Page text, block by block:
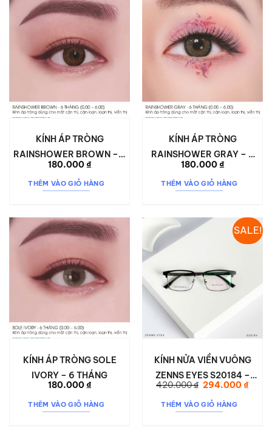
KÍNH ÁP TRÒNG
RAINSHOWER BROWN – 6
THÁNG
180.000 ₫
THÊM VÀO GIỎ HÀNG
KÍNH ÁP TRÒNG
RAINSHOWER GRAY – 6
THÁNG
180.000 ₫
THÊM VÀO GIỎ HÀNG
KÍNH ÁP TRÒNG SOLE
IVORY – 6 THÁNG
180.000₫
THÊM VÀO GIỎ HÀNG
SALE!
KÍNH NỬA VIỀN VUÔNG
ZENNS EYES S20184 –
NAM TÍNH, NHẸ BỀN, HIỆN
ĐẠI
420.000₫ Giá
là:
420.000 ₫.
294.000₫Giá
THÊM VÀO GIỎ HÀNG